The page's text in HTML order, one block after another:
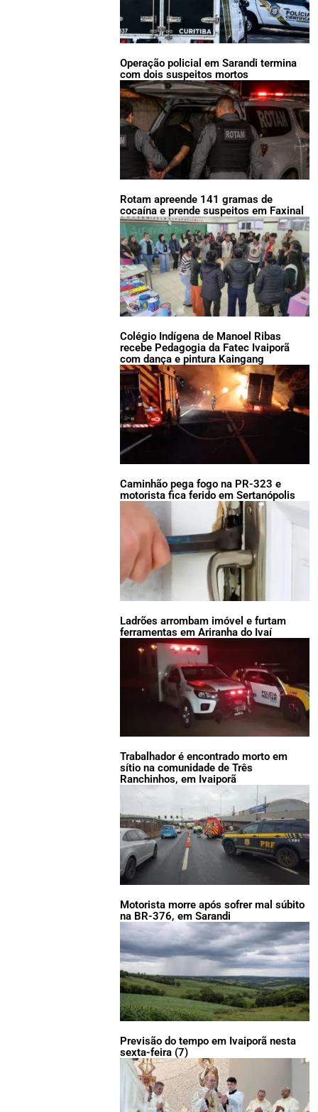
Operação policial em Sarandi termina
com dois suspeitos mortos
Rotam apreende 141 gramas de
cocaína e prende suspeitos em Faxinal
Colégio Indígena de Manoel Ribas
recebe Pedagogia da Fatec Ivaiporã
com dança e pintura Kaingang
Caminhão pega fogo na PR-323 e
motorista fica ferido em Sertanópolis
Ladrões arrombam imóvel e furtam
ferramentas em Ariranha do Ivaí
Trabalhador é encontrado morto em
sítio na comunidade de Três
Ranchinhos, em Ivaiporã
Motorista morre após sofrer mal súbito
na BR-376, em Sarandi
Previsão do tempo em Ivaiporã nesta
sexta-feira (7)